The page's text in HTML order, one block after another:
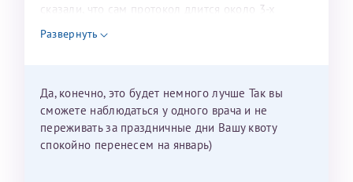
сказали, что сам протокол длится около 3-х
недель и 3 недели я должна находится в Питере.
Можно мне новый год провести в Калининграде и
Развернуть
Да, конечно, это будет немного лучше Так вы
сможете наблюдаться у одного врача и не
переживать за праздничные дни Вашу квоту
спокойно перенесем на январь)